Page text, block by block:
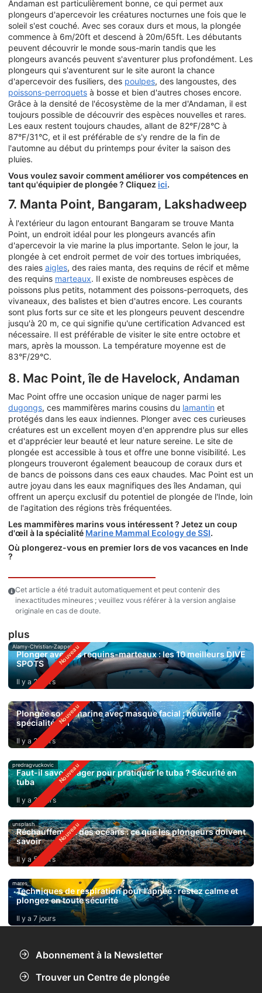
Andaman est particulièrement bonne, ce qui permet aux
plongeurs d'apercevoir les créatures nocturnes une fois que le
soleil s'est couché. Avec ses coraux durs et mous, la plongée
commence à 6m/20ft et descend à 20m/65ft. Les débutants
peuvent découvrir le monde sous-marin tandis que les
plongeurs avancés peuvent s'aventurer plus profondément. Les
plongeurs qui s'aventurent sur le site auront la chance
d'apercevoir des fusiliers, des poulpes, des langoustes, des
poissons-perroquets à bosse et bien d'autres choses encore.
Grâce à la densité de l'écosystème de la mer d'Andaman, il est
toujours possible de découvrir des espèces nouvelles et rares.
Les eaux restent toujours chaudes, allant de 82°F/28°C à
87°F/31°C, et il est préférable de s'y rendre de la fin de
l'automne au début du printemps pour éviter la saison des
pluies.
Vous voulez savoir comment améliorer vos compétences en
tant qu'équipier de plongée ? Cliquez ici.
7. Manta Point, Bangaram, Lakshadweep
À l'extérieur du lagon entourant Bangaram se trouve Manta
Point, un endroit idéal pour les plongeurs avancés afin
d'apercevoir la vie marine la plus importante. Selon le jour, la
plongée à cet endroit permet de voir des tortues imbriquées,
des raies aigles, des raies manta, des requins de récif et même
des requins marteaux. Il existe de nombreuses espèces de
poissons plus petits, notamment des poissons-perroquets, des
vivaneaux, des balistes et bien d'autres encore. Les courants
sont plus forts sur ce site et les plongeurs peuvent descendre
jusqu'à 20 m, ce qui signifie qu'une certification Advanced est
nécessaire. Il est préférable de visiter le site entre octobre et
mars, après la mousson. La température moyenne est de
83°F/29°C.
8. Mac Point, île de Havelock, Andaman
Mac Point offre une occasion unique de nager parmi les
dugongs, ces mammifères marins cousins du lamantin et
protégés dans les eaux indiennes. Plonger avec ces curieuses
créatures est un excellent moyen d'en apprendre plus sur elles
et d'apprécier leur beauté et leur nature sereine. Le site de
plongée est accessible à tous et offre une bonne visibilité. Les
plongeurs trouveront également beaucoup de coraux durs et
de bancs de poissons dans ces eaux chaudes. Mac Point est un
autre joyau dans les eaux magnifiques des îles Andaman, qui
offrent un aperçu exclusif du potentiel de plongée de l'Inde, loin
de l'agitation des régions très fréquentées.
Les mammifères marins vous intéressent ? Jetez un coup
d'œil à la spécialité Marine Mammal Ecology de SSI.
Où plongerez-vous en premier lors de vos vacances en Inde
?
Cet article a été traduit automatiquement et peut contenir des
inexactitudes mineures ; veuillez vous référer à la version anglaise
originale en cas de doute.
plus
Alamy-Christian-Zappel
Plonger avec les requins-marteaux : les 10 meilleurs DIVE
SPOTS
Il y a 2 jours
Plongée sous-marine avec masque facial : nouvelle
spécialité SSI
Il y a 2 jours
predragvuckovic
Faut-il savoir nager pour pratiquer le tuba ? Sécurité en
tuba
Il y a 3 jours
unsplash
Réchauffement des océans : ce que les plongeurs doivent
savoir
Il y a 5 jours
mares
Techniques de respiration pour l’apnée : restez calme et
plongez en toute sécurité
Il y a 7 jours
Abonnement à la Newsletter
Trouver un Centre de plongée